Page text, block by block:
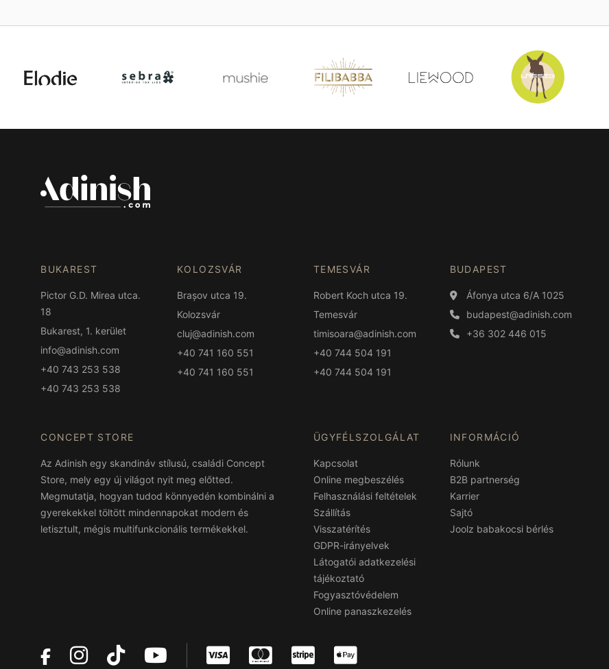
BUKAREST
Pictor G.D. Mirea utca.
18
Bukarest, 1. kerület
info@adinish.com
+40 743 253 538
+40 743 253 538
KOLOZSVÁR
Brașov utca 19.
Kolozsvár
cluj@adinish.com
+40 741 160 551
+40 741 160 551
TEMESVÁR
Robert Koch utca 19.
Temesvár
timisoara@adinish.com
+40 744 504 191
+40 744 504 191
BUDAPEST
Áfonya utca 6/A 1025
budapest@adinish.com
+36 302 446 015
CONCEPT STORE
Az Adinish egy skandináv stílusú, családi Concept
Store, mely egy új világot nyit meg előtted.
Megmutatja, hogyan tudod könnyedén kombinálni a
gyerekekkel töltött mindennapokat modern és
letisztult, mégis multifunkcionális termékekkel.
ÜGYFÉLSZOLGÁLAT
Kapcsolat
Online megbeszélés
Felhasználási feltételek
Szállítás
Visszatérítés
GDPR-irányelvek
Látogatói adatkezelési
tájékoztató
Fogyasztóvédelem
Online panaszkezelés
INFORMÁCIÓ
Rólunk
B2B partnerség
Karrier
Sajtó
Joolz babakocsi bérlés